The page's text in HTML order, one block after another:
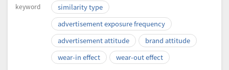
keyword
similarity type
advertisement exposure frequency
advertisement attitude
brand attitude
wear-in effect
wear-out effect